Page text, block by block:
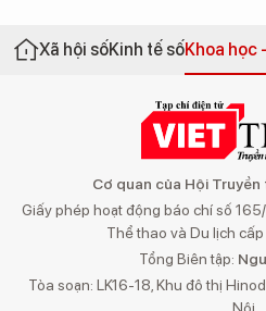
Xã hội sốKinh tế sốKhoa học
Cơ quan của Hội
Giấy phép hoạt động báo chí số
Thể thao và Du lịch
Tổng Biên tập:
Tòa soạn: LK16-18, Khu đô thị